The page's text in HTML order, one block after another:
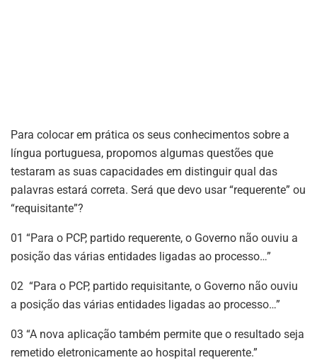
Para colocar em prática os seus conhecimentos sobre a
língua portuguesa, propomos algumas questões que
testaram as suas capacidades em distinguir qual das
palavras estará correta. Será que devo usar “requerente” ou
“requisitante”?
01 “Para o PCP, partido requerente, o Governo não ouviu a
posição das várias entidades ligadas ao processo…”
02 “Para o PCP, partido requisitante, o Governo não ouviu
a posição das várias entidades ligadas ao processo…”
03 “A nova aplicação também permite que o resultado seja
remetido eletronicamente ao hospital requerente.”